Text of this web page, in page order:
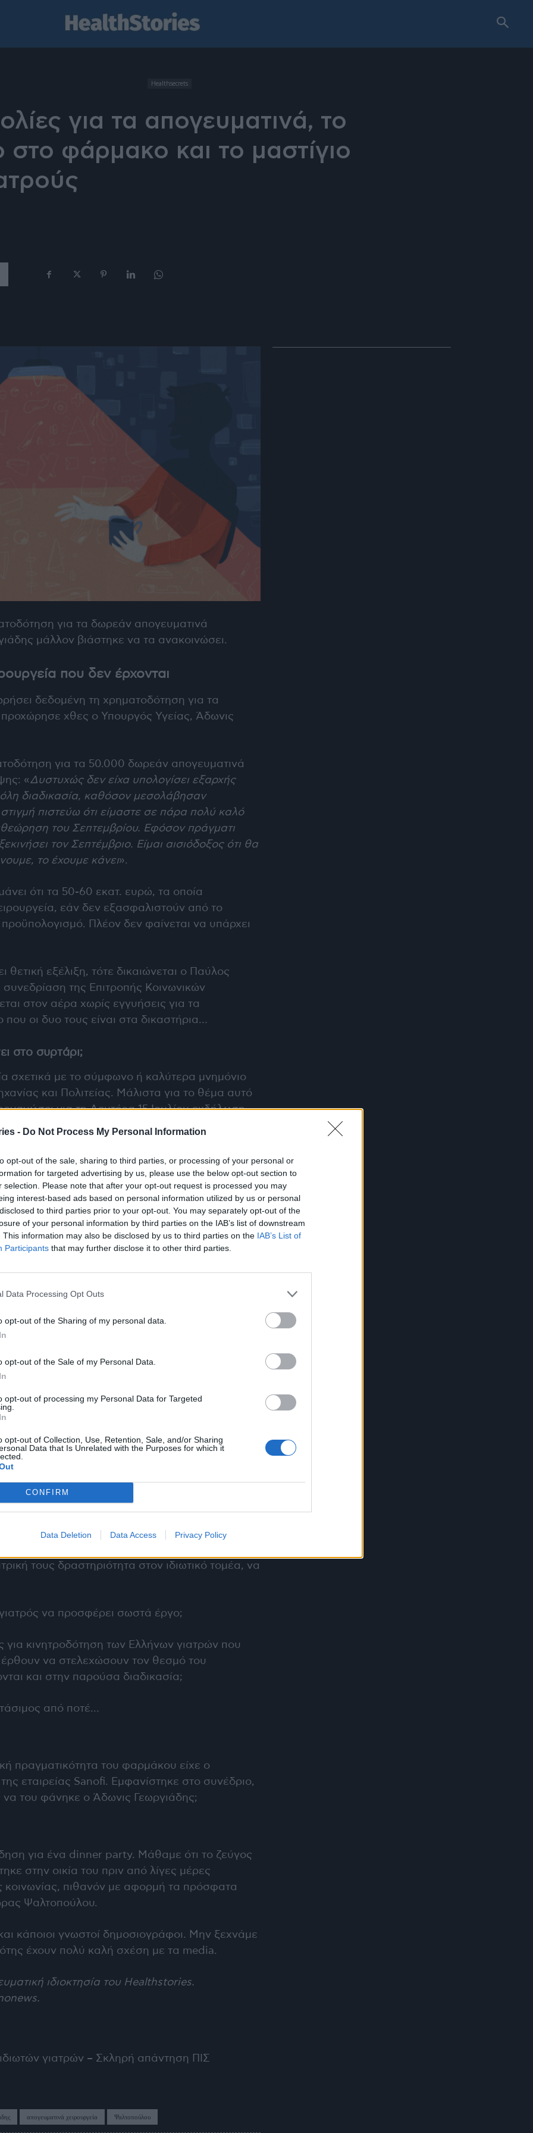
- Do Not Process My Personal Information
opt-out of the sale, sharing to third parties, or processing of your personal or
for targeted advertising by us, please use the below opt-out section to
selection. Please note that after your opt-out request is processed you may
interest-based ads based on personal information utilized by us or personal
to third parties prior to your opt-out. You may separately opt-out of the
of your personal information by third parties on the IAB’s list of downstream
This information may also be disclosed by us to third parties on the IAB’s List of
Participants that may further disclose it to other third parties.
Data Processing Opt Outs
opt-out of the Sharing of my personal data.
opt-out of the Sale of my Personal Data.
opt-out of processing my Personal Data for Targeted
opt-out of Collection, Use, Retention, Sale, and/or Sharing
Data that Is Unrelated with the Purposes for which it
CONFIRM
Data Deletion Data Access Privacy Policy
Healthsecrets
για τα απογευματινά, το
στο φάρμακο και το μαστίγιο
για τα δωρεάν απογευματινά
μάλλον βιάστηκε να τα ανακοινώσει.
που δεν έρχονται
δεδομένη τη χρηματοδότηση για τα
χθες ο Υπουργός Υγείας, Άδωνις
για τα 50.000 δωρεάν απογευματινά
«Δυστυχώς δεν είχα υπολογίσει εξαρχής
διαδικασία, καθόσον μεσολάβησαν
πιστεύω ότι είμαστε σε πάρα πολύ καλό
του Σεπτεμβρίου. Εφόσον πράγματι
τον Σεπτέμβριο. Είμαι αισιόδοξος ότι θα
το έχουμε κάνει».
ότι τα 50-60 εκατ. ευρώ, τα οποία
εάν δεν εξασφαλιστούν από το
Πλέον δεν φαίνεται να υπάρχει
θετική εξέλιξη, τότε δικαιώνεται ο Παύλος
συνεδρίαση της Επιτροπής Κοινωνικών
στον αέρα χωρίς εγγυήσεις για τα
που οι δυο τους είναι στα δικαστήρια…
στο συρτάρι;
σχετικά με το σύμφωνο ή καλύτερα μνημόνιο
και Πολιτείας. Μάλιστα για το θέμα αυτό
για τη Δευτέρα 15 Ιουλίου εκδήλωση,
προτάσεις που έχει αναπτύξει.
ανέφερε ότι: «Πρέπει να συμφωνήσουμε
την άλλη η φαρμακοβιομηχανία, ώστε να
μέσα στο οποίο θα λαμβάνονται
από τους συνδέσμους του φαρμάκου να μας
επί ενός μνημονίου συνεργασίας και
Πιστεύω ότι μέσα στο 2024 μπορούμε να
».
λήξης για την υπογραφή μιας τέτοιας
ένα μνημόνιο τριετούς διάρκειας θα
του να εφαρμόζεται από την υπάρχουσα
να μην δεσμεύει την επόμενη, η οποία θα
χρόνος δεν υπάρχει.
ότι ένα τέτοιο μνημόνιο είναι δυνατό να
κιόλας ότι και οι φαρμακευτικές εταιρείες
να σ’ αλείψω μέλι» φαίνεται να ταιριάζει
από το Υπουργείο Υγείας, ώστε να συμμετέχουν
θέσεων του ΕΣΥ.
σε μια αμφισβητήσιμη νομοθετική ρύθμιση
να προσφέρουν τις υπηρεσίες τους στο ΕΣΥ,
τους δραστηριότητα στον ιδιωτικό τομέα, να
να προσφέρει σωστά έργο;
για κινητροδότηση των Ελλήνων γιατρών που
να στελεχώσουν τον θεσμό του
και στην παρούσα διαδικασία;
από ποτέ…
πραγματικότητα του φαρμάκου είχε ο
εταιρείας Sanofi. Εμφανίστηκε στο συνέδριο,
του φάνηκε ο Άδωνις Γεωργιάδης;
για ένα dinner party. Μάθαμε ότι το ζεύγος
στην οικία του πριν από λίγες μέρες
κοινωνίας, πιθανόν με αφορμή τα πρόσφατα
Ψαλτοπούλου.
κάποιοι γνωστοί δημοσιογράφοι. Μην ξεχνάμε
έχουν πολύ καλή σχέση με τα media.
ιδιοκτησία του Healthstories.
.
γιατρών – Σκληρή απάντηση ΠΙΣ
απογευματινά χειρουργεία Ψαλτοπούλου